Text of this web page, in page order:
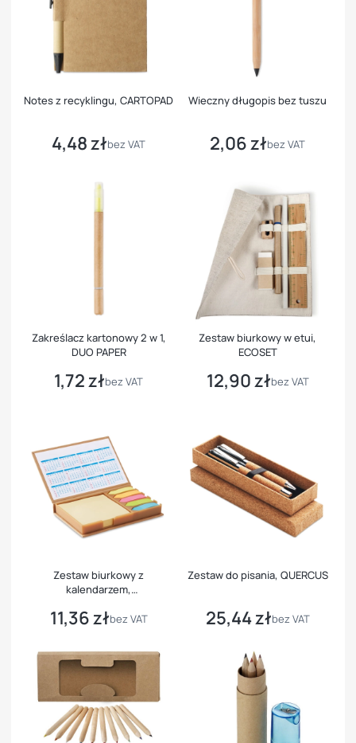
Notes z recyklingu, CARTOPAD
Cena
4,48 złbez VAT
Wieczny długopis bez tuszu
Cena
2,06 złbez VAT
Zakreślacz kartonowy 2 w 1,
DUO PAPER
Cena
1,72 złbez VAT
Zestaw biurkowy w etui,
ECOSET
Cena
12,90 złbez VAT
Zestaw biurkowy z
kalendarzem,
Cena
11,36 złbez VAT
Zestaw do pisania, QUERCUS
Cena
25,44 złbez VAT